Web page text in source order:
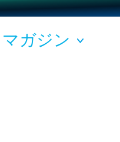
マガジン